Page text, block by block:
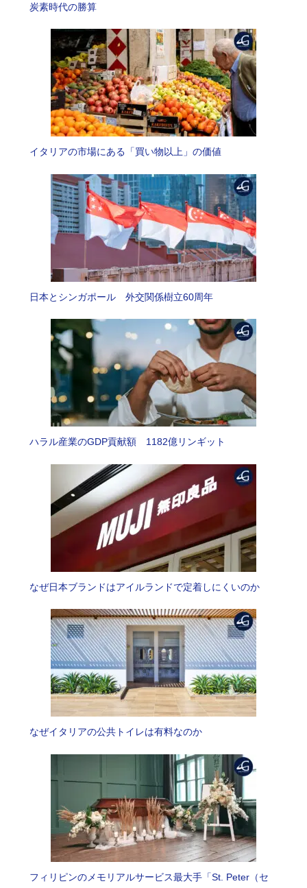
炭素時代の勝算
イタリアの市場にある「買い物以上」の価値
日本とシンガポール 外交関係樹立60周年
ハラル産業のGDP貢献額 1182億リンギット
なぜ日本ブランドはアイルランドで定着しにくいのか
なぜイタリアの公共トイレは有料なのか
フィリピンのメモリアルサービス最大手「St. Peter（セ